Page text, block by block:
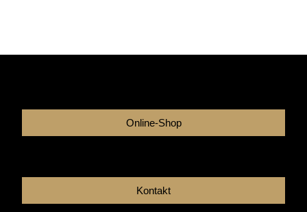
Online-Shop
Kontakt